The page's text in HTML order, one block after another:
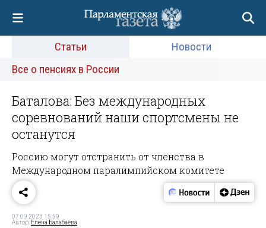
Статьи
Новости
Все о пенсиях в России
Баталова: Без международных
соревнований наши спортсмены не
останутся
Россию могут отстранить от членства в
Международном паралимпийском комитете
07.09.2023 15:59
Автор: Елена Балабаева